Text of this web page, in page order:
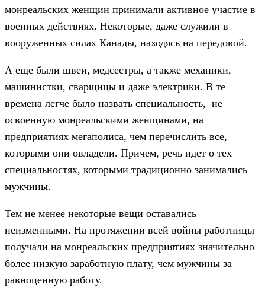
монреальских женщин принимали активное участие в
военных действиях. Некоторые, даже служили в
вооруженных силах Канады, находясь на передовой.
А еще были швеи, медсестры, а также механики,
машинистки, сварщицы и даже электрики. В те
времена легче было назвать специальность, не
освоенную монреальскими женщинами, на
предприятиях мегаполиса, чем перечислить все,
которыми они овладели. Причем, речь идет о тех
специальностях, которыми традиционно занимались
мужчины.
Тем не менее некоторые вещи оставались
неизменными. На протяжении всей войны работницы
получали на монреальских предприятиях значительно
более низкую заработную плату, чем мужчины за
равноценную работу.